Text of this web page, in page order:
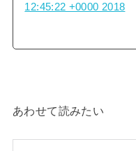
12:45:22 +0000 2018
あわせて読みたい